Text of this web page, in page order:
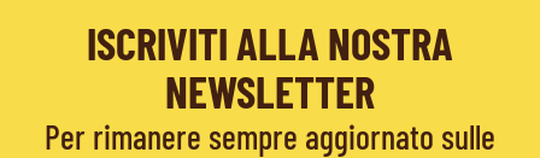
ISCRIVITI ALLA NOSTRA
NEWSLETTER
Per rimanere sempre aggiornato sulle